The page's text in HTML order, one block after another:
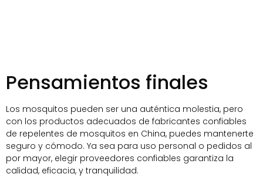
Pensamientos finales
Los mosquitos pueden ser una auténtica molestia, pero
con los productos adecuados de fabricantes confiables
de repelentes de mosquitos en China, puedes mantenerte
seguro y cómodo. Ya sea para uso personal o pedidos al
por mayor, elegir proveedores confiables garantiza la
calidad, eficacia, y tranquilidad.